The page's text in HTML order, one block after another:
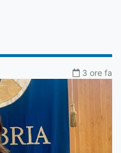
3 ore fa